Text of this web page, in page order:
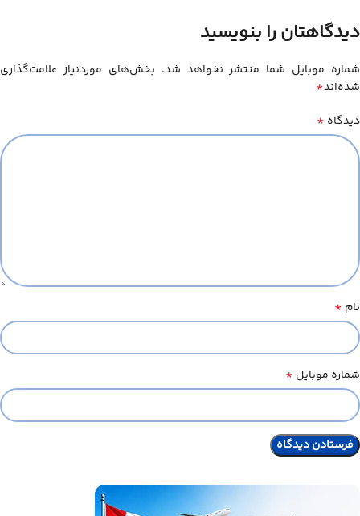
دیدگاهتان را بنویسید
شماره موبایل شما منتشر نخواهد شد. بخش‌های موردنیاز علامت‌گذاری
شده‌اند*
دیدگاه *
نام *
شماره موبایل *